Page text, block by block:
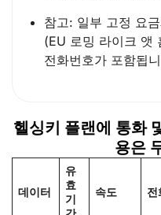
참고: 일부 고정 요
(EU 로밍 라이크 앳
전화번호가 포함됩
헬싱키 플랜에 통화
용은
데이터
유
효
기
속도 전